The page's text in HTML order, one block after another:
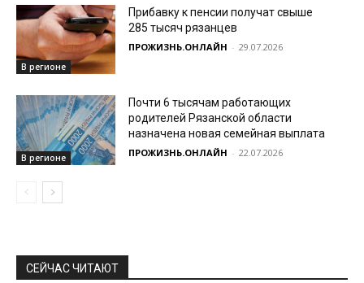
В регионе
Прибавку к пенсии получат свыше
285 тысяч рязанцев
ПРОЖИЗНЬ.ОНЛАЙН - 29.07.2026
В регионе
Почти 6 тысячам работающих
родителей Рязанской области
назначена новая семейная выплата
ПРОЖИЗНЬ.ОНЛАЙН - 22.07.2026
СЕЙЧАС ЧИТАЮТ